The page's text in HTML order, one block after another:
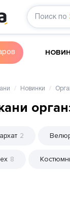
Поиск по
Новинки
2
8